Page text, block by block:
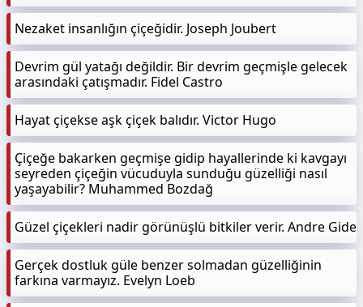
Nezaket insanlığın çiçeğidir. Joseph Joubert
Devrim gül yatağı değildir. Bir devrim geçmişle gelecek
arasındaki çatışmadır. Fidel Castro
Hayat çiçekse aşk çiçek balıdır. Victor Hugo
Çiçeğe bakarken geçmişe gidip hayallerinde ki kavgayı
seyreden çiçeğin vücuduyla sunduğu güzelliği nasıl
yaşayabilir? Muhammed Bozdağ
Güzel çiçekleri nadir görünüşlü bitkiler verir. Andre Gide
Gerçek dostluk güle benzer solmadan güzelliğinin
farkına varmayız. Evelyn Loeb